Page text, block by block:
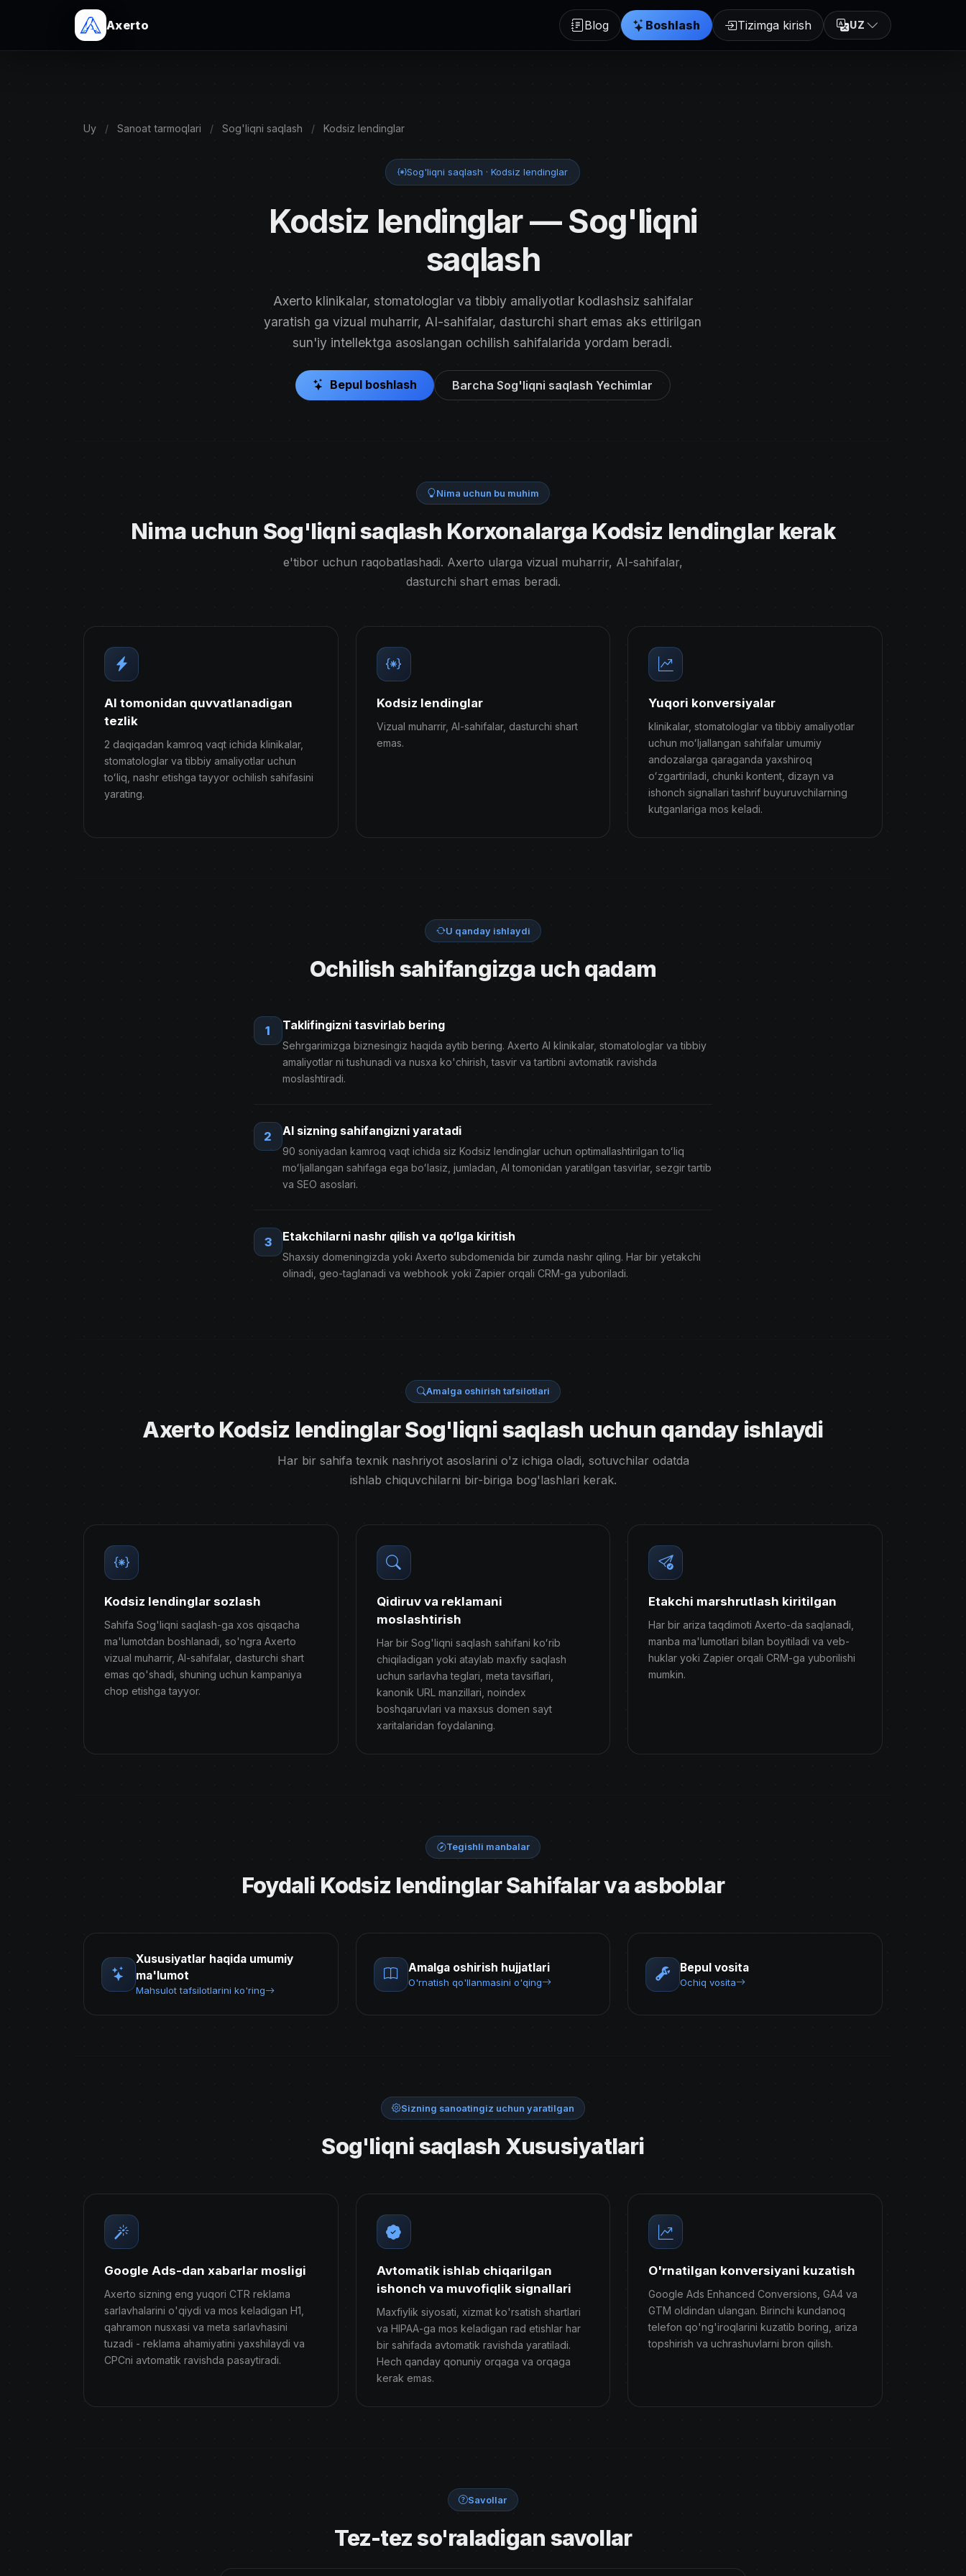
Axerto Blog Boshlash Tizimga kirish UZ
Uy / Sanoat tarmoqlari / Sog'liqni saqlash / Kodsiz lendinglar
Sog'liqni saqlash · Kodsiz lendinglar
Kodsiz lendinglar — Sog'liqni
saqlash
Axerto klinikalar, stomatologlar va tibbiy amaliyotlar kodlashsiz sahifalar
yaratish ga vizual muharrir, AI-sahifalar, dasturchi shart emas aks ettirilgan
sun'iy intellektga asoslangan ochilish sahifalarida yordam beradi.
Bepul boshlash Barcha Sog'liqni saqlash Yechimlar
Nima uchun bu muhim
Nima uchun Sog'liqni saqlash Korxonalarga Kodsiz lendinglar kerak
e'tibor uchun raqobatlashadi. Axerto ularga vizual muharrir, AI-sahifalar,
dasturchi shart emas beradi.
AI tomonidan quvvatlanadigan
tezlik
2 daqiqadan kamroq vaqt ichida klinikalar,
stomatologlar va tibbiy amaliyotlar uchun
toʻliq, nashr etishga tayyor ochilish sahifasini
yarating.
Kodsiz lendinglar
Vizual muharrir, AI-sahifalar, dasturchi shart
emas.
Yuqori konversiyalar
klinikalar, stomatologlar va tibbiy amaliyotlar
uchun moʻljallangan sahifalar umumiy
andozalarga qaraganda yaxshiroq
oʻzgartiriladi, chunki kontent, dizayn va
ishonch signallari tashrif buyuruvchilarning
kutganlariga mos keladi.
U qanday ishlaydi
Ochilish sahifangizga uch qadam
1 Taklifingizni tasvirlab bering
Sehrgarimizga biznesingiz haqida aytib bering. Axerto AI klinikalar, stomatologlar va tibbiy
amaliyotlar ni tushunadi va nusxa ko'chirish, tasvir va tartibni avtomatik ravishda
moslashtiradi.
2 AI sizning sahifangizni yaratadi
90 soniyadan kamroq vaqt ichida siz Kodsiz lendinglar uchun optimallashtirilgan toʻliq
moʻljallangan sahifaga ega boʻlasiz, jumladan, AI tomonidan yaratilgan tasvirlar, sezgir tartib
va ​​SEO asoslari.
3 Etakchilarni nashr qilish va qo‘lga kiritish
Shaxsiy domeningizda yoki Axerto subdomenida bir zumda nashr qiling. Har bir yetakchi
olinadi, geo-taglanadi va webhook yoki Zapier orqali CRM-ga yuboriladi.
Amalga oshirish tafsilotlari
Axerto Kodsiz lendinglar Sog'liqni saqlash uchun qanday ishlaydi
Har bir sahifa texnik nashriyot asoslarini o'z ichiga oladi, sotuvchilar odatda
ishlab chiquvchilarni bir-biriga bog'lashlari kerak.
Kodsiz lendinglar sozlash
Sahifa Sog'liqni saqlash-ga xos qisqacha
ma'lumotdan boshlanadi, so'ngra Axerto
vizual muharrir, AI-sahifalar, dasturchi shart
emas qo'shadi, shuning uchun kampaniya
chop etishga tayyor.
Qidiruv va reklamani
moslashtirish
Har bir Sog'liqni saqlash sahifani koʻrib
chiqiladigan yoki ataylab maxfiy saqlash
uchun sarlavha teglari, meta tavsiflari,
kanonik URL manzillari, noindex
boshqaruvlari va maxsus domen sayt
xaritalaridan foydalaning.
Etakchi marshrutlash kiritilgan
Har bir ariza taqdimoti Axerto-da saqlanadi,
manba ma'lumotlari bilan boyitiladi va veb-
huklar yoki Zapier orqali CRM-ga yuborilishi
mumkin.
Tegishli manbalar
Foydali Kodsiz lendinglar Sahifalar va asboblar
Xususiyatlar haqida umumiy
ma'lumot
Mahsulot tafsilotlarini ko'ring
Amalga oshirish hujjatlari
O'rnatish qo'llanmasini o'qing
Bepul vosita
Ochiq vosita
Sizning sanoatingiz uchun yaratilgan
Sog'liqni saqlash Xususiyatlari
Google Ads-dan xabarlar mosligi
Axerto sizning eng yuqori CTR reklama
sarlavhalarini o'qiydi va mos keladigan H1,
qahramon nusxasi va meta sarlavhasini
tuzadi - reklama ahamiyatini yaxshilaydi va
CPCni avtomatik ravishda pasaytiradi.
Avtomatik ishlab chiqarilgan
ishonch va muvofiqlik signallari
Maxfiylik siyosati, xizmat ko'rsatish shartlari
va HIPAA-ga mos keladigan rad etishlar har
bir sahifada avtomatik ravishda yaratiladi.
Hech qanday qonuniy orqaga va orqaga
kerak emas.
O'rnatilgan konversiyani kuzatish
Google Ads Enhanced Conversions, GA4 va
GTM oldindan ulangan. Birinchi kundanoq
telefon qo'ng'iroqlarini kuzatib boring, ariza
topshirish va uchrashuvlarni bron qilish.
Savollar
Tez-tez so'raladigan savollar